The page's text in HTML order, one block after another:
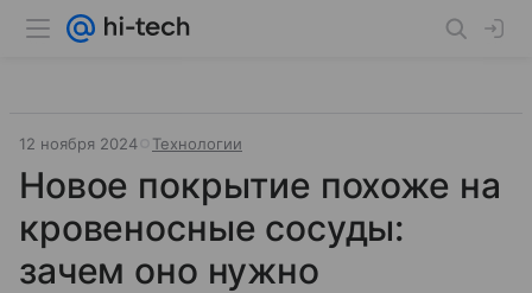
12 ноября 2024 Технологии
Новое покрытие похоже на
кровеносные сосуды:
зачем оно нужно